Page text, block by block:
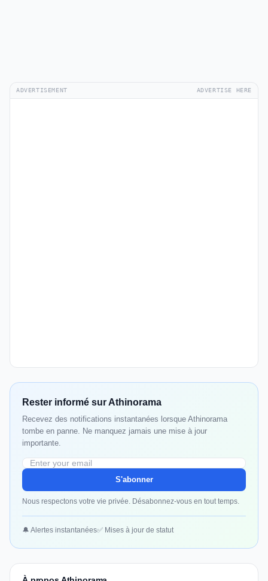
ADVERTISEMENT ADVERTISE HERE
Rester informé sur Athinorama
Recevez des notifications instantanées lorsque Athinorama
tombe en panne. Ne manquez jamais une mise à jour
importante.
S'abonner
Nous respectons votre vie privée. Désabonnez-vous en tout temps.
🔔 Alertes instantanées✅ Mises à jour de statut